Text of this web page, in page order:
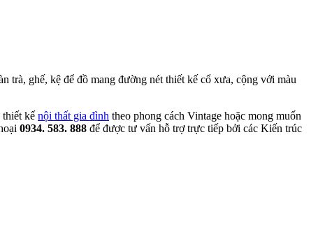
trà, ghế, kệ để đồ mang đường nét thiết kế cổ xưa, cộng với màu
kế nội thất gia đình theo phong cách Vintage hoặc mong muốn
0934. 583. 888 để được tư vấn hỗ trợ trực tiếp bởi các Kiến trúc